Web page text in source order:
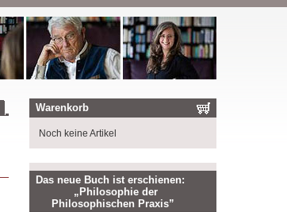
Warenkorb
Noch keine Artikel
Das neue Buch ist erschienen:
„Philosophie der
Philosophischen Praxis”